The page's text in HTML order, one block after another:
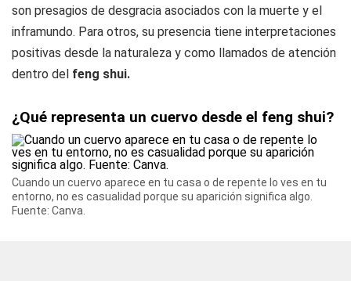
son presagios de desgracia asociados con la muerte y el
inframundo. Para otros, su presencia tiene interpretaciones
positivas desde la naturaleza y como llamados de atención
dentro del feng shui.
¿Qué representa un cuervo desde el feng shui?
Cuando un cuervo aparece en tu casa o de repente lo ves en tu
entorno, no es casualidad porque su aparición significa algo.
Fuente: Canva.